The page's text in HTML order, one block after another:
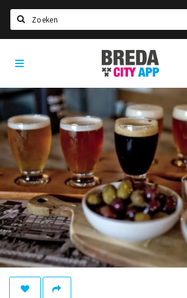
Home
Agenda
Deals
Party pics
Nieuws, interviews & blogs
Eten
Drinken
Slapen
Recreatief
Winkels
Winkelgebieden
Breda
City
App